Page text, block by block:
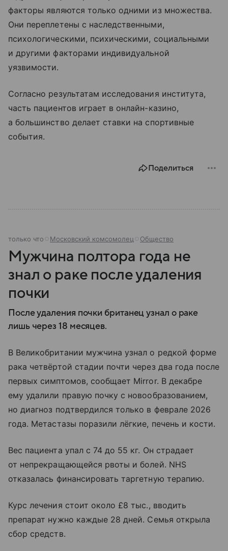
факторы являются только одними из множества.
Они переплетены с наследственными,
психологическими, психическими, социальными
и другими факторами индивидуальной
уязвимости.
Согласно результатам исследования института,
часть пациентов играет в онлайн-казино,
а большинство делает ставки на спортивные
события.
Поделиться
только что Московский комсомолец Общество
Мужчина полтора года не
знал о раке после удаления
почки
После удаления почки британец узнал о раке
лишь через 18 месяцев.
В Великобритании мужчина узнал о редкой форме
рака четвёртой стадии почти через два года после
первых симптомов, сообщает Mirror. В декабре
ему удалили правую почку с новообразованием,
но диагноз подтвердился только в феврале 2026
года. Метастазы поразили лёгкие, печень и кости.
Вес пациента упал с 74 до 55 кг. Он страдает
от непрекращающейся рвоты и болей. NHS
отказалась финансировать таргетную терапию.
Курс лечения стоит около £8 тыс., вводить
препарат нужно каждые 28 дней. Семья открыла
сбор средств.